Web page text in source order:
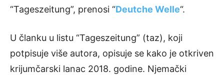
“Tageszeitung”, prenosi “Deutche Welle“.
U članku u listu “Tageszeitung” (taz), koji
potpisuje više autora, opisuje se kako je otkriven
krijumčarski lanac 2018. godine. Njemački